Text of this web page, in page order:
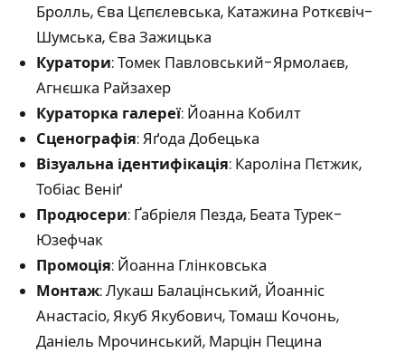
Бролль, Єва Цєпєлевська, Катажина Роткєвіч-
Шумська, Єва Зажицька
Куратори: Томек Павловський-Ярмолаєв,
Агнєшка Райзахер
Кураторка галереї: Йоанна Кобилт
Сценографія: Яґода Добецька
Візуальна ідентифікація: Кароліна Пєтжик,
Тобіас Веніґ
Продюсери: Ґабріеля Пезда, Беата Турек-
Юзефчак
Промоція: Йоанна Глінковська
Монтаж: Лукаш Балацінський, Йоанніс
Анастасіо, Якуб Якубович, Томаш Кочонь,
Даніель Мрочинський, Марцін Пецина